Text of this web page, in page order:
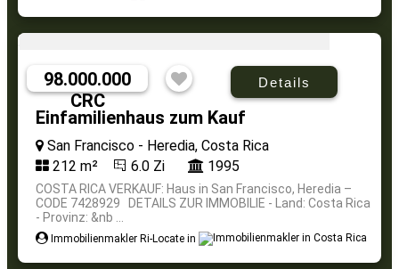
98.000.000
CRC
Details
Einfamilienhaus zum Kauf
San Francisco - Heredia, Costa Rica
212 m²
6.0 Zi 1995
COSTA RICA VERKAUF: Haus in San Francisco, Heredia –
CODE 7428929 DETAILS ZUR IMMOBILIE - Land: Costa Rica
- Provinz: &nb ...
Immobilienmakler Ri-Locate in